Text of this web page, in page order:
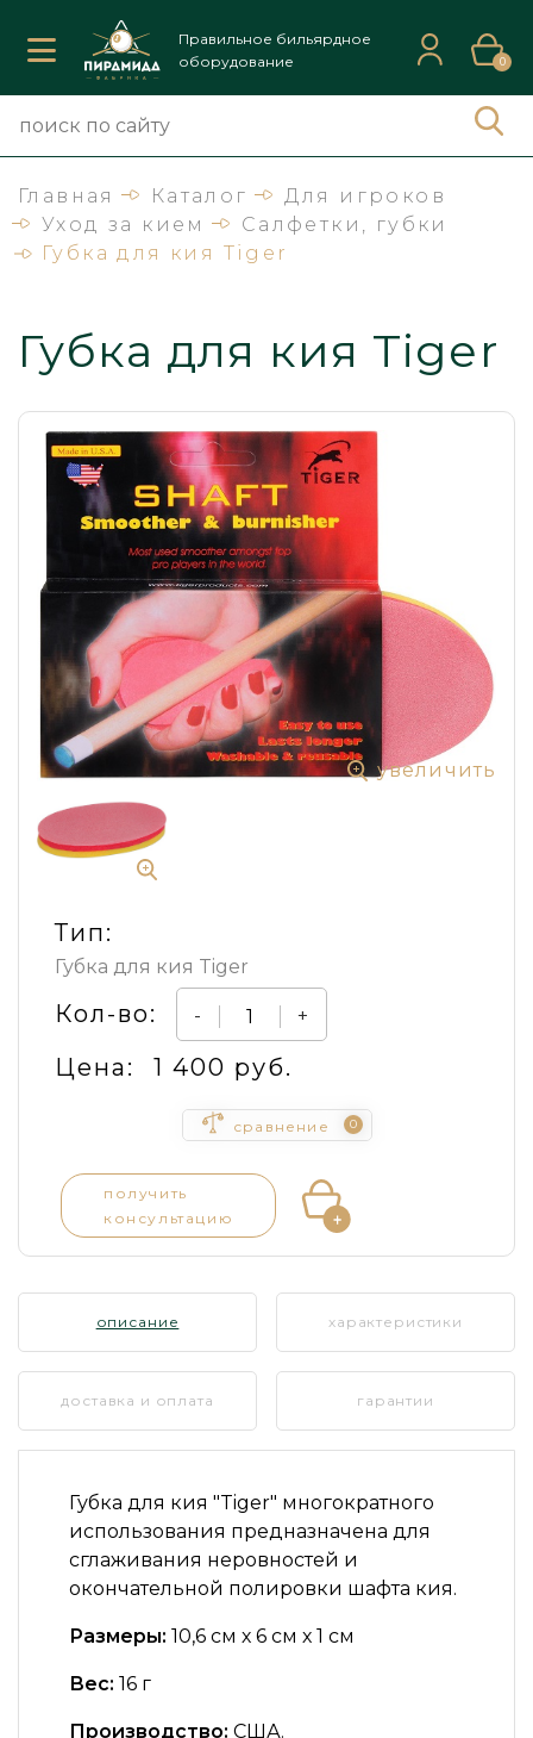
Правильное бильярдное
оборудование
0
Главная Каталог
Для игроков
Уход за кием
Салфетки, губки
Губка для кия Tiger
Губка для кия Tiger
увеличить
Тип:
Губка для кия Tiger
Кол-во: - +
Цена: 1 400 руб.
сравнение 0
получить
консультацию
описание характеристики
доставка и оплата гарантии
Губка для кия "Tiger" многократного
использования предназначена для
сглаживания неровностей и
окончательной полировки шафта кия.
Размеры: 10,6 см х 6 см х 1 см
Вес: 16 г
Производство: США.